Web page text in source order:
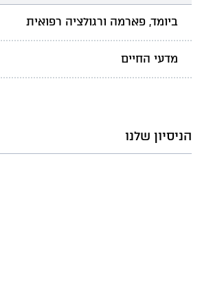
ביומד, פארמה ורגולציה רפואית
מדעי החיים
הניסיון שלנו